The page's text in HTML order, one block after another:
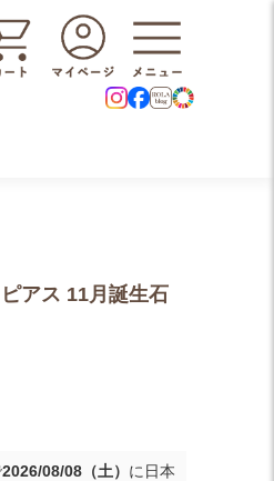
アス 11月誕生石
2026/08/08（土） に 日本